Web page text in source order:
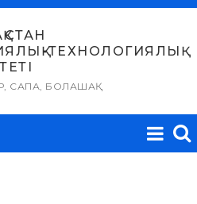
ТЕХНОЛОГИЯЛЫҚ
САПА, БОЛАШАҚ